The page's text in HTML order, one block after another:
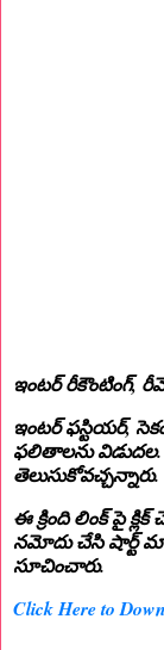
ఇంటర్ రీకౌంటింగ్,
ఇంటర్ ఫస్టియర్,
ఫలితాలను విడుదల.
తెలుసుకోవచ్చన్నారు.
ఈ క్రింది లింక్ పై
నమోదు చేసి షార్ట్
సూచించారు.
Click Here to